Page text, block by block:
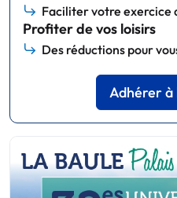
Faciliter votre exercice
Profiter de vos loisirs
Des réductions pour
Adhérer à